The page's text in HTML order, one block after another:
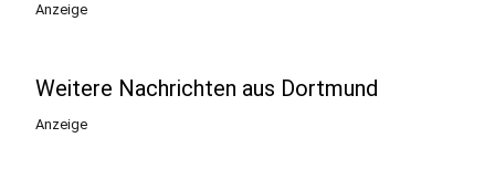
Anzeige
Weitere Nachrichten aus Dortmund
Anzeige